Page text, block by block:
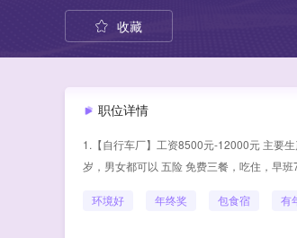
收藏
职位详情
1.【自行车厂】工资8500元-12000元 主要
岁，男女都可以 五险 免费三餐，吃住，早
环境好 年终奖 包食宿 有